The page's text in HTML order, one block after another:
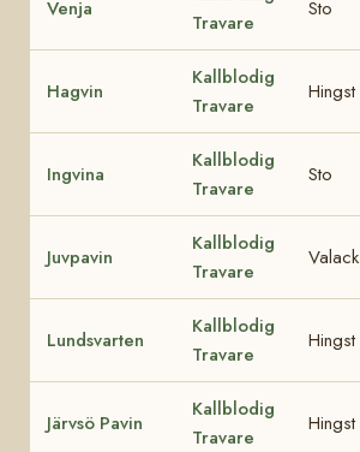
Venja
Travare
Sto
Hagvin
Kallblodig
Travare
Hingst
Ingvina
Kallblodig
Travare
Sto
Juvpavin
Kallblodig
Travare
Valack
Lundsvarten
Kallblodig
Travare
Hingst
Järvsö Pavin
Kallblodig
Travare
Hingst